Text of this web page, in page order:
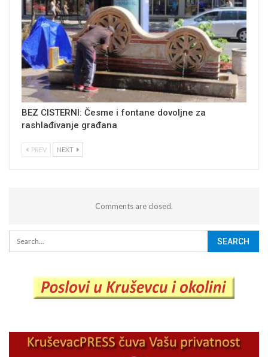
BEZ CISTERNI: Česme i fontane dovoljne za
rashlađivanje građana
PREV NEXT
Comments are closed.